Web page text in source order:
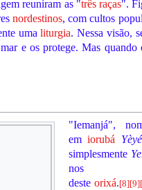
reuniram as "três raças".
nordestinos, com cultos
umaliturgia. Nessa visão,
e os protege. Mas quando
"Iemanjá",
emiorubá
simplesmente
nos
deste orixá.[8][9][